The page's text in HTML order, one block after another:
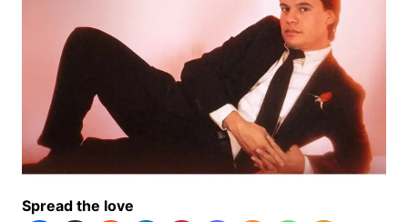
Spread the love